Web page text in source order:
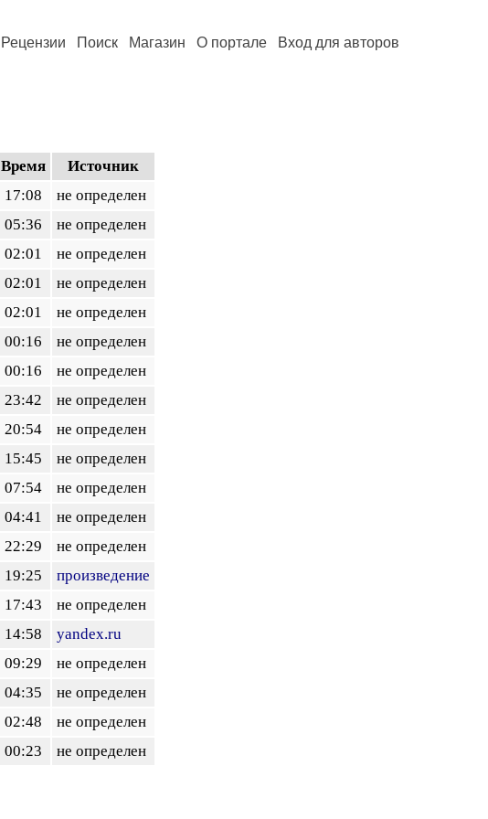
Рецензии Поиск Магазин О портале Вход для авторов
Время
Источник
17:08
не определен
05:36
не определен
02:01
не определен
02:01
не определен
02:01
не определен
00:16
не определен
00:16
не определен
23:42
не определен
20:54
не определен
15:45
не определен
07:54
не определен
04:41
не определен
22:29
не определен
19:25
произведение
17:43
не определен
14:58
yandex.ru
09:29
не определен
04:35
не определен
02:48
не определен
00:23 не определен